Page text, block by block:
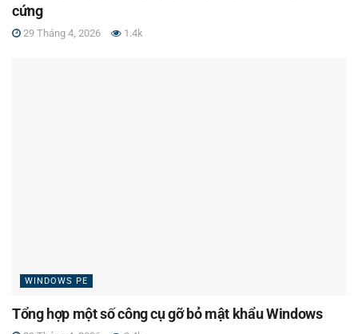
cứng
29 Tháng 4, 2026 1.4k
WINDOWS PE
Tổng hợp một số công cụ gỡ bỏ mật khẩu Windows